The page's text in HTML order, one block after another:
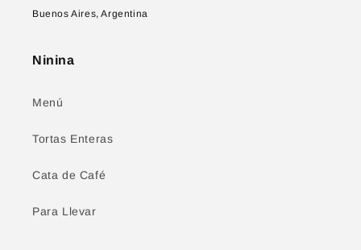
Buenos Aires, Argentina
Ninina
Menú
Tortas Enteras
Cata de Café
Para Llevar